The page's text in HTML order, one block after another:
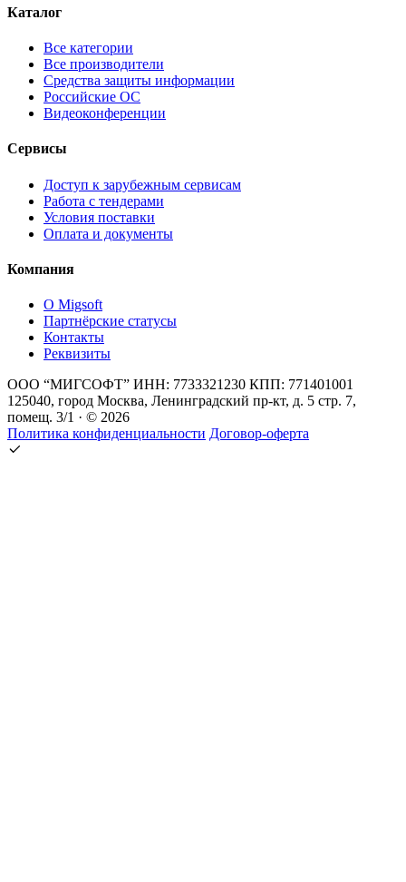
Каталог
Все категории
Все производители
Средства защиты информации
Российские ОС
Видеоконференции
Сервисы
Доступ к зарубежным сервисам
Работа с тендерами
Условия поставки
Оплата и документы
Компания
О Migsoft
Партнёрские статусы
Контакты
Реквизиты
ООО “МИГСОФТ” ИНН: 7733321230 КПП: 771401001
125040, город Москва, Ленинградский пр-кт, д. 5 стр. 7,
помещ. 3/1 · © 2026
Политика конфиденциальности Договор-оферта